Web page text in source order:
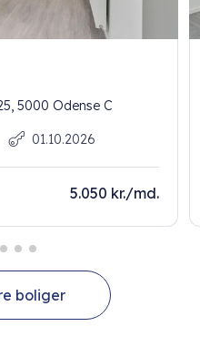
5000 Odense C
01.10.2026
5.050 kr./md.
boliger